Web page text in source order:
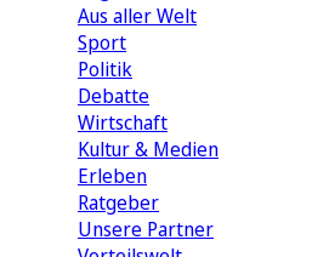
Aus aller Welt
Sport
Politik
Debatte
Wirtschaft
Kultur & Medien
Erleben
Ratgeber
Unsere Partner